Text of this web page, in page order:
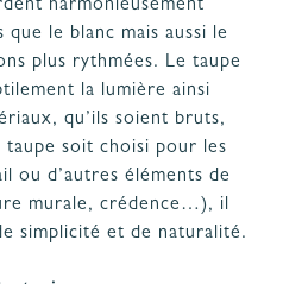
harmonieusement
le blanc mais aussi le
plus rythmées. Le taupe
la lumière ainsi
qu’ils soient bruts,
soit choisi pour les
ou d’autres éléments de
murale, crédence…), il
simplicité et de naturalité.